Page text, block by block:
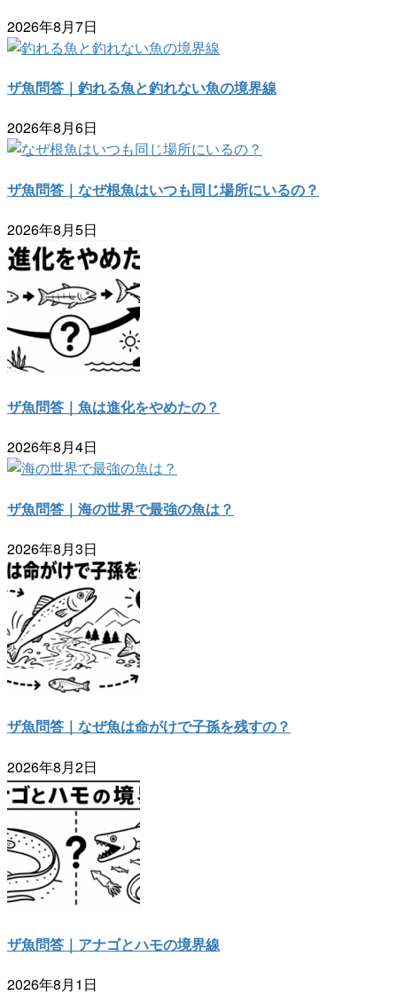
2026年8月7日
ザ魚問答｜釣れる魚と釣れない魚の境界線
2026年8月6日
ザ魚問答｜なぜ根魚はいつも同じ場所にいるの？
2026年8月5日
ザ魚問答｜魚は進化をやめたの？
2026年8月4日
ザ魚問答｜海の世界で最強の魚は？
2026年8月3日
ザ魚問答｜なぜ魚は命がけで子孫を残すの？
2026年8月2日
ザ魚問答｜アナゴとハモの境界線
2026年8月1日